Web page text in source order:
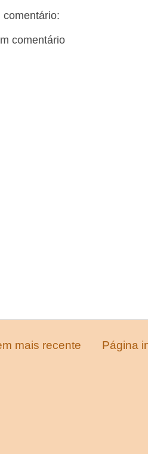
comentário:
comentário
mais recente Página